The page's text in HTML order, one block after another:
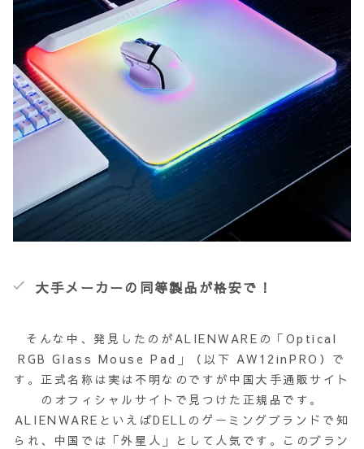
大手メーカーの同等製品が格安で！
そんな中、発見したのがALIENWAREの「Optical
RGB Glass Mouse Pad」（以下 AW12inPRO）で
す。正式名称は実は不明なのですが中国大手通販サイト
のオフィシャルサイトで見つけた正規品です。
ALIENWAREといえばDELLのゲーミングブランドで知
られ、中国では「外星人」として人気です。このブラン